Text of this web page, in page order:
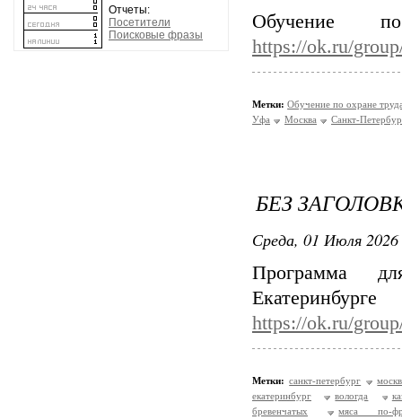
Отчеты:
Посетители
Поисковые фразы
Обучение
https://ok.ru/
Метки: Обучение по охране
Уфа
Москва Санкт-
БЕЗ
Среда, 01 Июля
Программа
https://ok.ru/
Метки: санкт-петербург
екатеринбург
вологда
бревенчатых
мяса по-